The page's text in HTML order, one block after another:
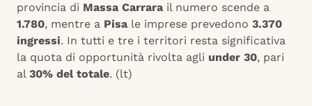
provincia di Massa Carrara il numero scende a
1.780, mentre a Pisa le imprese prevedono 3.370
ingressi. In tutti e tre i territori resta significativa
la quota di opportunità rivolta agli under 30, pari
al 30% del totale. (lt)